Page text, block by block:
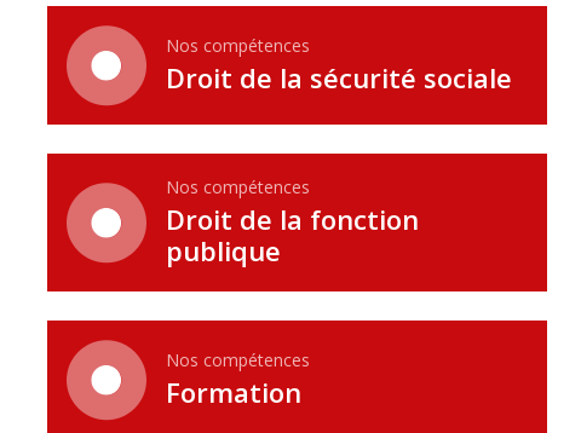
Nos compétences
Droit de la sécurité sociale
Nos compétences
Droit de la fonction
publique
Nos compétences
Formation